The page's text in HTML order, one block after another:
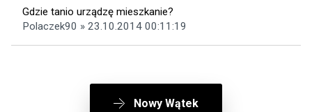
Gdzie tanio urządzę mieszkanie?
Polaczek90 » 23.10.2014 00:11:19
Nowy Wątek